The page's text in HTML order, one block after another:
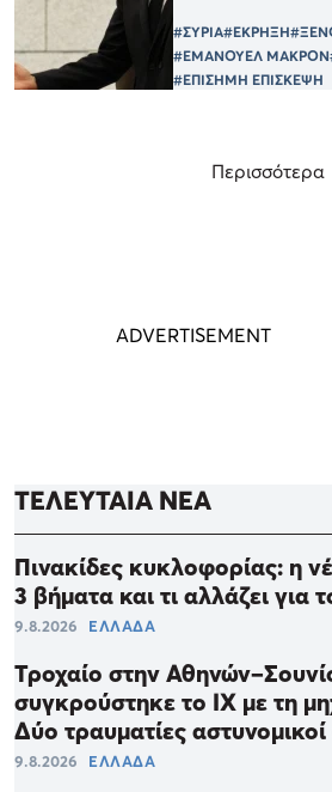
#ΣΥΡΙΑ#ΕΚΡΗΞΗ
#ΕΜΑΝΟΥΕΛ ΜΑΚΡΟΝ
#ΕΠΙΣΗΜΗ ΕΠΙΣΚΕΨΗ
Περισσότερα
ΤΕΛΕΥΤΑΙΑ ΝΕΑ
Πινακίδες κυκλοφορίας: η
3 βήματα και τι αλλάζει για
9.8.2026 ΕΛΛΑΔΑ
Τροχαίο στην
συγκρούστηκε το ΙΧ με τη
Δύο τραυματίες
9.8.2026 ΕΛΛΑΔΑ